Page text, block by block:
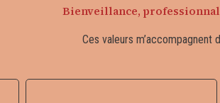
Bienveillance,
Ces valeurs